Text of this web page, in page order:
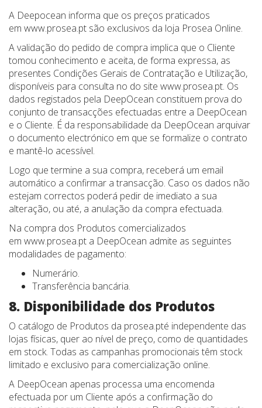
A Deepocean informa que os preços praticados
em www.prosea.pt são exclusivos da loja Prosea Online.
A validação do pedido de compra implica que o Cliente
tomou conhecimento e aceita, de forma expressa, as
presentes Condições Gerais de Contratação e Utilização,
disponíveis para consulta no do site www.prosea.pt. Os
dados registados pela DeepOcean constituem prova do
conjunto de transacções efectuadas entre a DeepOcean
e o Cliente. É da responsabilidade da DeepOcean arquivar
o documento electrónico em que se formalize o contrato
e mantê-lo acessível.
Logo que termine a sua compra, receberá um email
automático a confirmar a transacção. Caso os dados não
estejam correctos poderá pedir de imediato a sua
alteração, ou até, a anulação da compra efectuada.
Na compra dos Produtos comercializados
em www.prosea.pt a DeepOcean admite as seguintes
modalidades de pagamento:
Numerário.
Transferência bancária.
8. Disponibilidade dos Produtos
O catálogo de Produtos da prosea.pté independente das
lojas físicas, quer ao nível de preço, como de quantidades
em stock. Todas as campanhas promocionais têm stock
limitado e exclusivo para comercialização online.
A DeepOcean apenas processa uma encomenda
efectuada por um Cliente após a confirmação do